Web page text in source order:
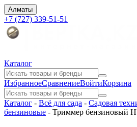
Алматы
+7 (727) 339-51-51
Каталог
ИзбранноеСравнениеВойтиКорзина
Каталог - Всё для сада - Садовая
бензиновые - Триммер бензиновый